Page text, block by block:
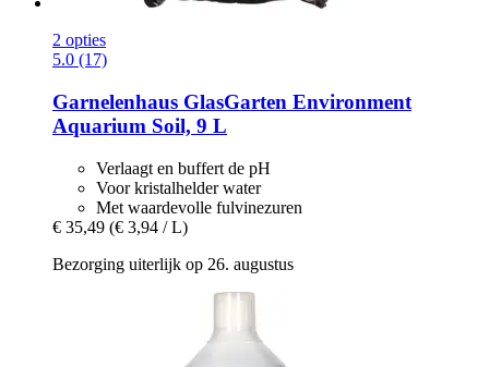
2 opties
5.0 (17)
Garnelenhaus GlasGarten Environment
Aquarium Soil, 9 L
Verlaagt en buffert de pH
Voor kristalhelder water
Met waardevolle fulvinezuren
€ 35,49 (€ 3,94 / L)
Bezorging uiterlijk op 26. augustus